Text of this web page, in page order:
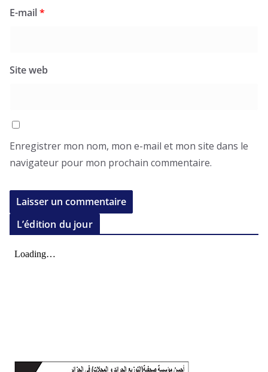
E-mail*
Site web
Enregistrer mon nom, mon e-mail et mon site dans le
navigateur pour mon prochain commentaire.
L’édition du jour